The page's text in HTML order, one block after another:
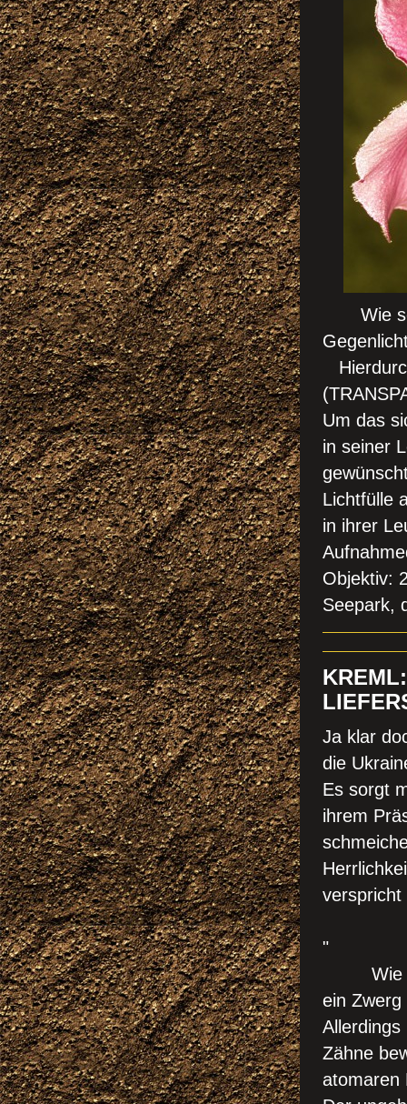
Wie
Um das
in seiner
Lichtfülle
in ihrer
Objektiv:
Seepark,
Ja klar
die
Es sorgt
ihrem
"
Wie es
ein Zwerg
Zähne
atomaren